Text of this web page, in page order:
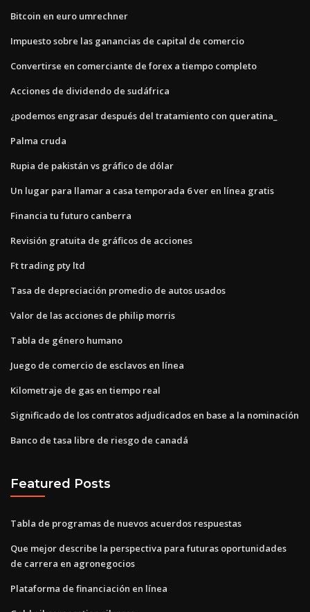
Bitcoin en euro umrechner
Impuesto sobre las ganancias de capital de comercio
Convertirse en comerciante de forex a tiempo completo
Acciones de dividendo de sudáfrica
¿podemos engrasar después del tratamiento con queratina_
Palma cruda
Rupia de pakistán vs gráfico de dólar
Un lugar para llamar a casa temporada 6 ver en línea gratis
Financia tu futuro canberra
Revisión gratuita de gráficos de acciones
Ft trading pty ltd
Tasa de depreciación promedio de autos usados
Valor de las acciones de philip morris
Tabla de género humano
Juego de comercio de esclavos en línea
Kilometraje de gas en tiempo real
Significado de los contratos adjudicados en base a la nominación
Banco de tasa libre de riesgo de canadá
Featured Posts
Tabla de programas de nuevos acuerdos respuestas
Que mejor describe la perspectiva para futuras oportunidades
de carrera en agronegocios
Plataforma de financiación en línea